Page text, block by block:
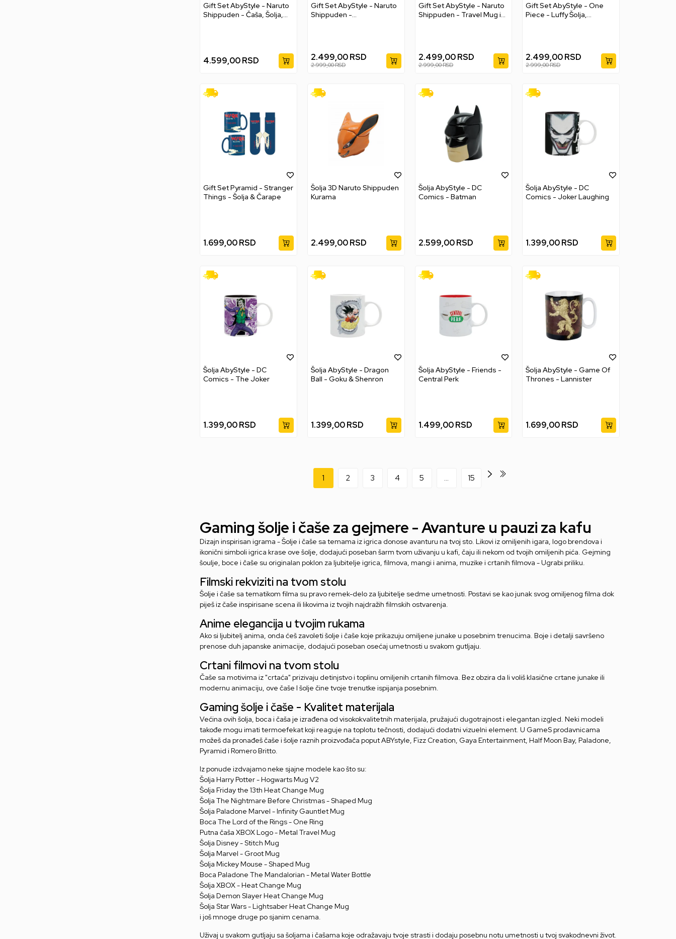
Gift Set AbyStyle - Naruto
Shippuden - Čaša, Šolja,
4.599,00RSD
Gift Set AbyStyle - Naruto
Shippuden -
2.499,00 RSD
2.999,00RSD
Gift Set AbyStyle - Naruto
Shippuden - Travel Mug i
2.499,00 RSD
2.999,00RSD
Gift Set AbyStyle - One
Piece - Luffy Šolja,
2.499,00RSD
2.999,00RSD
Gift Set Pyramid - Stranger
Things - Šolja & Čarape
1.699,00RSD
Šolja 3D Naruto Shippuden
Kurama
2.499,00 RSD
Šolja AbyStyle - DC
Comics - Batman
2.599,00 RSD
Šolja AbyStyle - DC
Comics - Joker Laughing
1.399,00RSD
Šolja AbyStyle - DC
Comics - The Joker
1.399,00RSD
Šolja AbyStyle - Dragon
Ball - Goku & Shenron
1.399,00 RSD
Šolja AbyStyle - Friends -
Central Perk
1.499,00 RSD
Šolja AbyStyle - Game Of
Thrones - Lannister
1.699,00RSD
1 2 3 4 5 ... 15
Gaming šolje i čaše za gejmere - Avanture u pauzi za kafu
Dizajn inspirisan igrama - Šolje i čaše sa temama iz igrica donose avanturu na tvoj sto. Likovi iz omiljenih igara, logo brendova i
ikonični simboli igrica krase ove šolje, dodajući poseban šarm tvom uživanju u kafi, čaju ili nekom od tvojih omiljenih pića. Gejming
šoulje, boce i čaše su originalan poklon za ljubitelje igrica, filmova, mangi i anima, muzike i crtanih filmova - Ugrabi priliku.
Filmski rekviziti na tvom stolu
Šolje i čaše sa tematikom filma su pravo remek-delo za ljubitelje sedme umetnosti. Postavi se kao junak svog omiljenog filma dok
piješ iz čaše inspirisane scena ili likovima iz tvojih najdražih filmskih ostvarenja.
Anime elegancija u tvojim rukama
Ako si ljubitelj anima, onda ćeš zavoleti šolje i čaše koje prikazuju omiljene junake u posebnim trenucima. Boje i detalji savršeno
prenose duh japanske animacije, dodajući poseban osećaj umetnosti u svakom gutljaju.
Crtani filmovi na tvom stolu
Čaše sa motivima iz "crtaća" prizivaju detinjstvo i toplinu omiljenih crtanih filmova. Bez obzira da li voliš klasične crtane junake ili
modernu animaciju, ove čaše I šolje čine tvoje trenutke ispijanja posebnim.
Gaming šolje i čaše - Kvalitet materijala
Većina ovih šolja, boca i čaša je izrađena od visokokvalitetnih materijala, pružajući dugotrajnost i elegantan izgled. Neki modeli
takođe mogu imati termoefekat koji reaguje na toplotu tečnosti, dodajući dodatni vizuelni element. U GameS prodavnicama
možeš da pronađeš čaše i šolje raznih proizvođača poput ABYstyle, Fizz Creation, Gaya Entertainment, Half Moon Bay, Paladone,
Pyramid i Romero Britto.
Iz ponude izdvajamo neke sjajne modele kao što su:
Šolja Harry Potter - Hogwarts Mug V2
Šolja Friday the 13th Heat Change Mug
Šolja The Nightmare Before Christmas - Shaped Mug
Šolja Paladone Marvel - Infinity Gauntlet Mug
Boca The Lord of the Rings - One Ring
Putna čaša XBOX Logo - Metal Travel Mug
Šolja Disney - Stitch Mug
Šolja Marvel - Groot Mug
Šolja Mickey Mouse - Shaped Mug
Boca Paladone The Mandalorian - Metal Water Bottle
Šolja XBOX - Heat Change Mug
Šolja Demon Slayer Heat Change Mug
Šolja Star Wars - Lightsaber Heat Change Mug
i još mnoge druge po sjanim cenama.
Uživaj u svakom gutljaju sa šoljama i čašama koje odražavaju tvoje strasti i dodaju posebnu notu umetnosti u tvoj svakodnevni život.